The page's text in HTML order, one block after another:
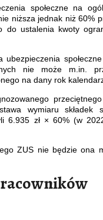
społeczne na
niższa jednak niż 60%
do ustalenia kwoty
ubezpieczenia
nie może m.in.
na dany rok
wymiaru składek
6.935 zł × 60% (w
ZUS nie będzie ona